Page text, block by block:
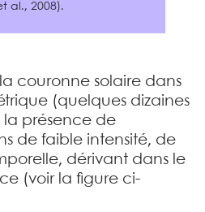
al., 2008).
couronne solaire dans
(quelques dizaines
la présence de
de faible intensité, de
dérivant dans le
(voir la figure ci-